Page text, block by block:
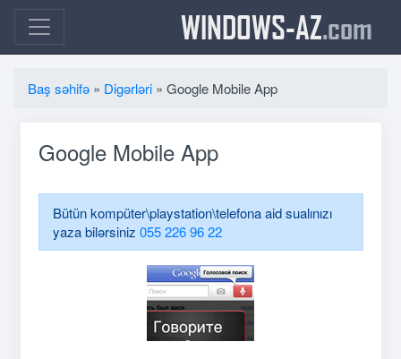
WINDOWS-AZ.com
Baş səhifə » Digərləri » Google Mobile App
Google Mobile App
Bütün kompüter\playstation\telefona aid sualınızı
yaza bilərsiniz 055 226 96 22